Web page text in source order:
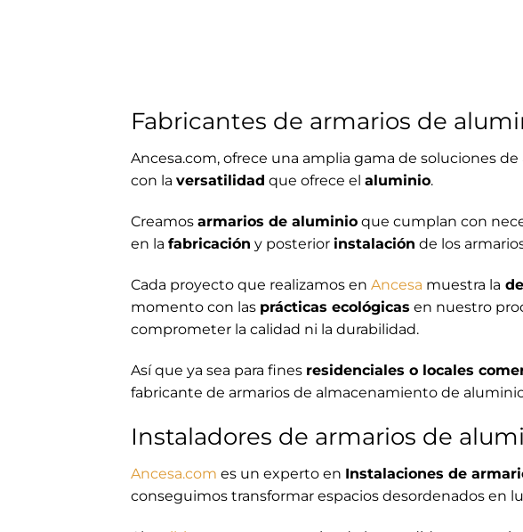
Fabricantes de armarios de
Ancesa.com, ofrece una amplia gama de soluciones
con la versatilidad que ofrece el aluminio.
Creamos armarios de aluminio que cumplan con
en la fabricación y posterior instalación de los
Cada proyecto que realizamos en Ancesa muestra la
momento con las prácticas ecológicas en nuestro
comprometer la calidad ni la durabilidad.
Así que ya sea para fines residenciales o locales
fabricante de armarios de almacenamiento de
Instaladores de armarios de
Ancesa.com es un experto en Instalaciones de
conseguimos transformar espacios desordenados en